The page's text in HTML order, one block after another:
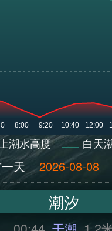
潮水高度 白天
天 2026-08-08
潮汐